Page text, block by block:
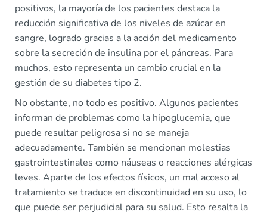
positivos, la mayoría de los pacientes destaca la
reducción significativa de los niveles de azúcar en
sangre, logrado gracias a la acción del medicamento
sobre la secreción de insulina por el páncreas. Para
muchos, esto representa un cambio crucial en la
gestión de su diabetes tipo 2.
No obstante, no todo es positivo. Algunos pacientes
informan de problemas como la hipoglucemia, que
puede resultar peligrosa si no se maneja
adecuadamente. También se mencionan molestias
gastrointestinales como náuseas o reacciones alérgicas
leves. Aparte de los efectos físicos, un mal acceso al
tratamiento se traduce en discontinuidad en su uso, lo
que puede ser perjudicial para su salud. Esto resalta la